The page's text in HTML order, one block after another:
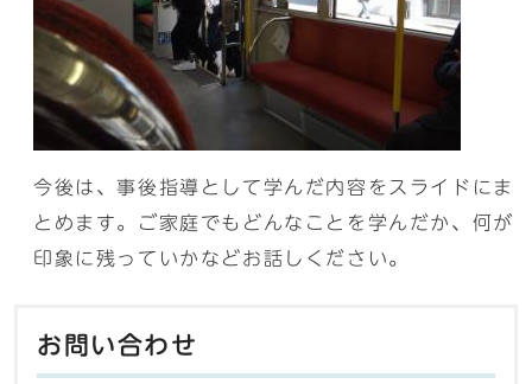
今後は、事後指導として学んだ内容をスライドにま
とめます。ご家庭でもどんなことを学んだか、何が
印象に残っていかなどお話しください。
お問い合わせ